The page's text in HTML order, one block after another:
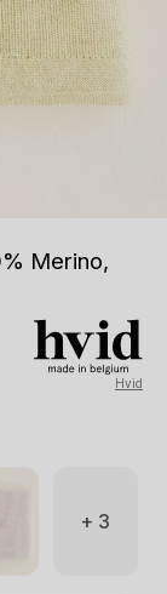
Merino,
Hvid
+ 3